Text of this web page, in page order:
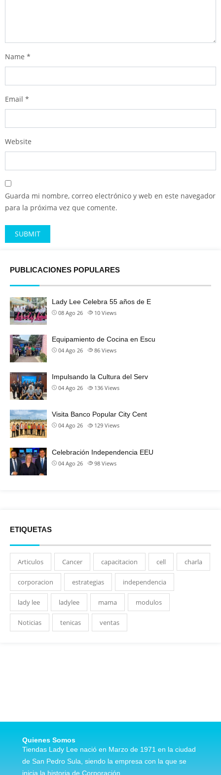
Name *
Email *
Website
Guarda mi nombre, correo electrónico y web en este navegador
para la próxima vez que comente.
PUBLICACIONES POPULARES
Lady Lee Celebra 55 años de E
08 Ago 26 10 Views
Equipamiento de Cocina en Escu
04 Ago 26 86 Views
Impulsando la Cultura del Serv
04 Ago 26 136 Views
Visita Banco Popular City Cent
04 Ago 26 129 Views
Celebración Independencia EEU
04 Ago 26 98 Views
ETIQUETAS
Articulos Cancer capacitacion cell charla
corporacion estrategias independencia
lady lee ladylee mama modulos
Noticias tenicas ventas
Quienes Somos
Tiendas Lady Lee nació en Marzo de 1971 en la ciudad
de San Pedro Sula, siendo la empresa con la que se
inicia la historia de Corporación…